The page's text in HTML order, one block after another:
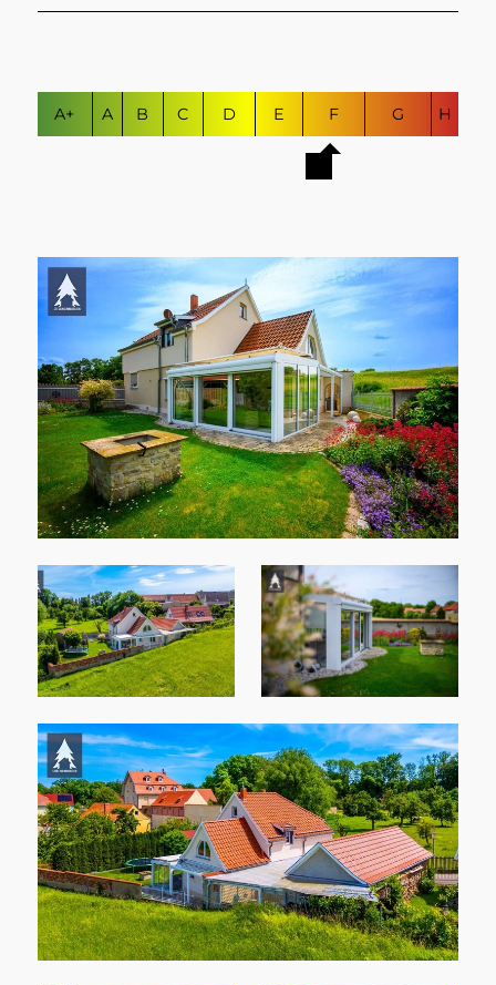
A+ A B C D E F G H